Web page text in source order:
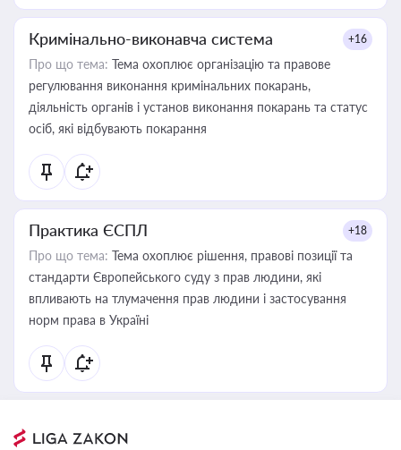
Кримінально-виконавча система +16
Про що тема: Тема охоплює організацію та правове
регулювання виконання кримінальних покарань,
діяльність органів і установ виконання покарань та статус
осіб, які відбувають покарання
Практика ЄСПЛ +18
Про що тема: Тема охоплює рішення, правові позиції та
стандарти Європейського суду з прав людини, які
впливають на тлумачення прав людини і застосування
норм права в Україні